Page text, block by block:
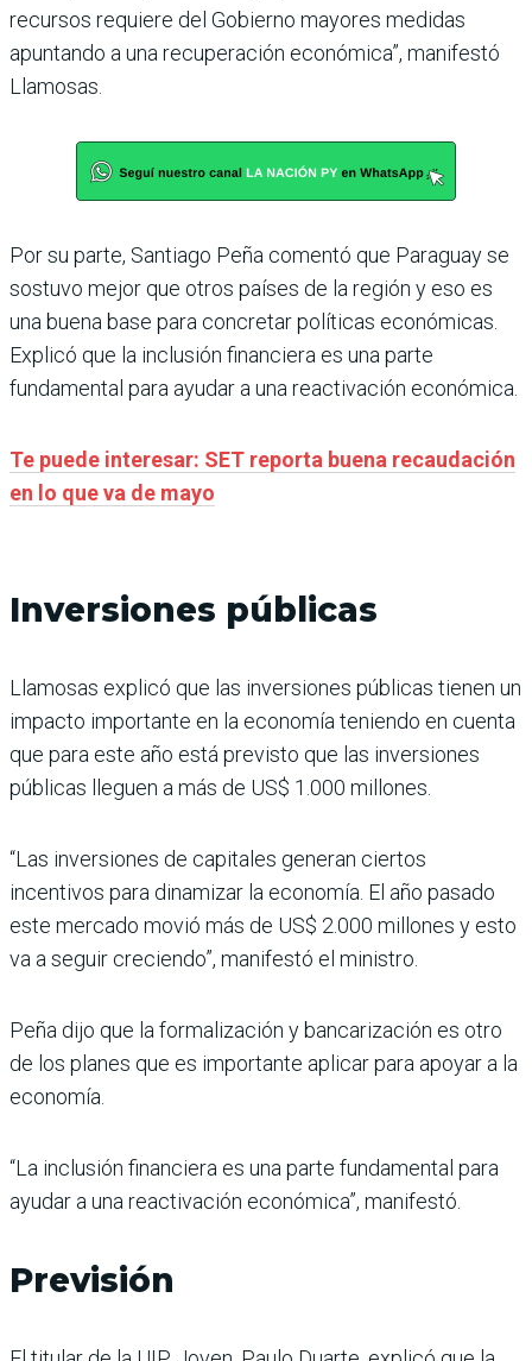
recursos requiere del Gobierno mayores medidas
apuntando a una recuperación económica”, manifestó
Llamosas.
Por su parte, Santiago Peña comentó que Paraguay se
sostuvo mejor que otros países de la región y eso es
una buena base para concretar políticas económicas.
Explicó que la inclusión financiera es una parte
fundamental para ayudar a una reactivación económica.
Te puede interesar: SET reporta buena recaudación
en lo que va de mayo
Inversiones públicas
Llamosas explicó que las inversiones públicas tienen un
impacto importante en la economía teniendo en cuenta
que para este año está previsto que las inversiones
públicas lleguen a más de US$ 1.000 millones.
“Las inversiones de capitales generan ciertos
incentivos para dinamizar la economía. El año pasado
este mercado movió más de US$ 2.000 millones y esto
va a seguir creciendo”, manifestó el ministro.
Peña dijo que la formalización y bancarización es otro
de los planes que es importante aplicar para apoyar a la
economía.
“La inclusión financiera es una parte fundamental para
ayudar a una reactivación económica”, manifestó.
Previsión